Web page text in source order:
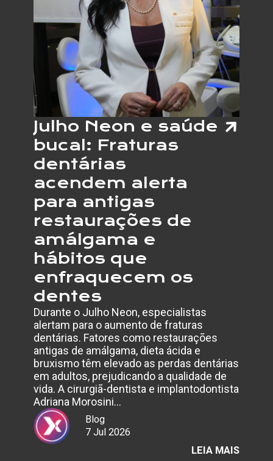
OS
SINAIS
NAS
MÃOS
Julho Neon e saúde
bucal: Fraturas
dentárias
acendem alerta
para antigas
restaurações de
amálgama e
hábitos que
enfraquecem os
dentes
Durante o Julho Neon, especialistas
alertam para o aumento de fraturas
dentárias. Fatores como restaurações
antigas de amálgama, dieta ácida e
bruxismo têm elevado as perdas dentárias
em adultos, prejudicando a qualidade de
vida. A cirurgiã-dentista e implantodontista
Adriana Morosini…
Blog
7 Jul 2026
LEIA MAIS: